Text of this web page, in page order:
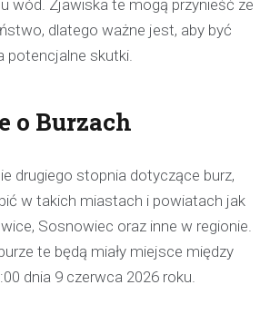
wód. Zjawiska te mogą przynieść ze
dlatego ważne jest, aby być
potencjalne skutki.
o Burzach
drugiego stopnia dotyczące burz,
w takich miastach i powiatach jak
Sosnowiec oraz inne w regionie.
te będą miały miejsce między
dnia 9 czerwca 2026 roku.